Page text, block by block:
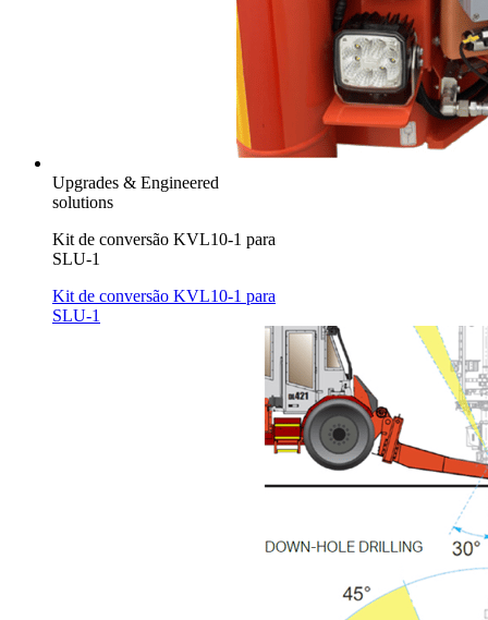
Upgrades & Engineered
solutions
Kit de conversão KVL10-1 para
SLU-1
Kit de conversão KVL10-1 para
SLU-1